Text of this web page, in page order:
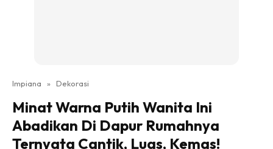
Ruang Makan
Ruang Tamu
Direktori
Impiana » Dekorasi
Minat Warna Putih Wanita Ini
Abadikan Di Dapur Rumahnya
Ternyata Cantik, Luas, Kemas!